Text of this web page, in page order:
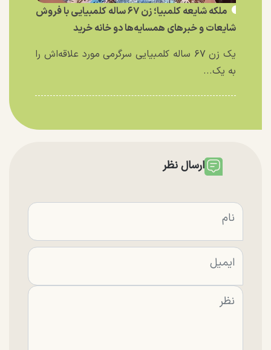
ملکه شایعه کلمبیا؛ زن ۶۷ ساله کلمبیایی با فروش
شایعات و خبر‌های همسایه‌ها دو خانه خرید
یک زن ۶۷ ساله کلمبیایی سرگرمی مورد علاقه‌اش را
به یک...
ارسال نظر